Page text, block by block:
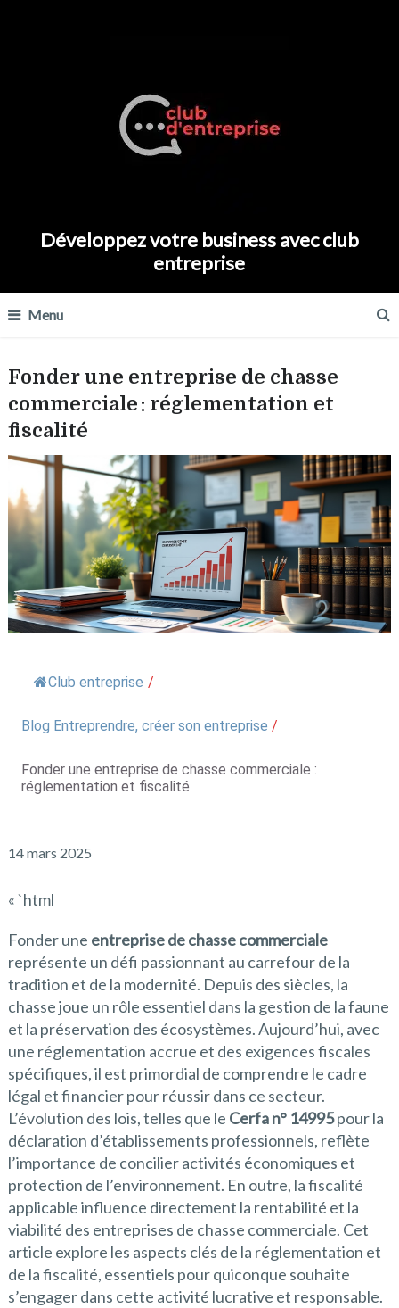
Développez votre business avec club
entreprise
Menu
Fonder une entreprise de chasse
commerciale : réglementation et
fiscalité
Club entreprise /
Blog Entreprendre, créer son entreprise /
Fonder une entreprise de chasse commerciale :
réglementation et fiscalité
14 mars 2025
« `html
Fonder une entreprise de chasse commerciale
représente un défi passionnant au carrefour de la
tradition et de la modernité. Depuis des siècles, la
chasse joue un rôle essentiel dans la gestion de la faune
et la préservation des écosystèmes. Aujourd’hui, avec
une réglementation accrue et des exigences fiscales
spécifiques, il est primordial de comprendre le cadre
légal et financier pour réussir dans ce secteur.
L’évolution des lois, telles que le Cerfa n° 14995pour la
déclaration d’établissements professionnels, reflète
l’importance de concilier activités économiques et
protection de l’environnement. En outre, la fiscalité
applicable influence directement la rentabilité et la
viabilité des entreprises de chasse commerciale. Cet
article explore les aspects clés de la réglementation et
de la fiscalité, essentiels pour quiconque souhaite
s’engager dans cette activité lucrative et responsable.